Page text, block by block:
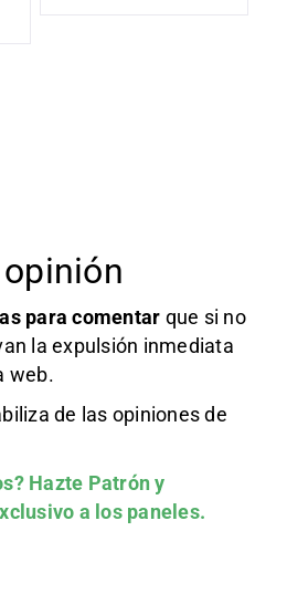
para comentar que si no
la expulsión inmediata
web.
de las opiniones de
Hazte Patróny
a los paneles.